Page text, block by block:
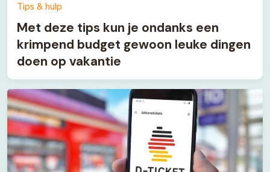
Tips & hulp
Met deze tips kun je ondanks een
krimpend budget gewoon leuke dingen
doen op vakantie